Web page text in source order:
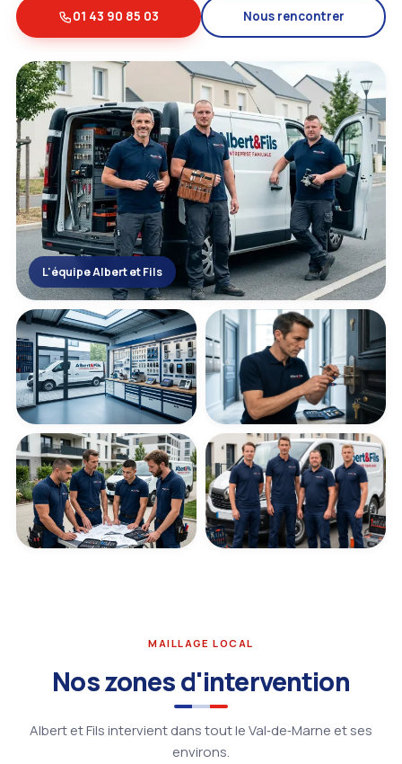
01 43 90 85 03 Nous rencontrer
L'équipe Albert et Fils
MAILLAGE LOCAL
Nos zones d'intervention
Albert et Fils intervient dans tout le Val‑de‑Marne et ses
environs.